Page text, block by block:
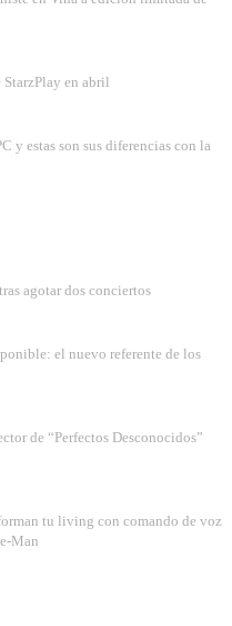
en abril
y estas son sus diferencias con la
agotar dos conciertos
el nuevo referente de los
de “Perfectos Desconocidos”
tu living con comando de voz
Man